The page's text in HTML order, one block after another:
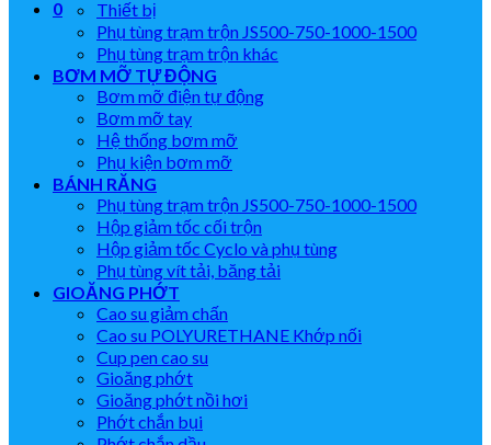
0
Thiết bị
Phụ tùng trạm trộn JS500-750-1000-1500
Phụ tùng trạm trộn khác
BƠM MỠ TỰ ĐỘNG
Bơm mỡ điện tự động
Bơm mỡ tay
Hệ thống bơm mỡ
Phụ kiện bơm mỡ
BÁNH RĂNG
Phụ tùng trạm trộn JS500-750-1000-1500
Hộp giảm tốc cối trộn
Hộp giảm tốc Cyclo và phụ tùng
Phụ tùng vít tải, băng tải
GIOĂNG PHỚT
Cao su giảm chấn
Cao su POLYURETHANE Khớp nối
Cup pen cao su
Gioăng phớt
Gioăng phớt nồi hơi
Phớt chắn bụi